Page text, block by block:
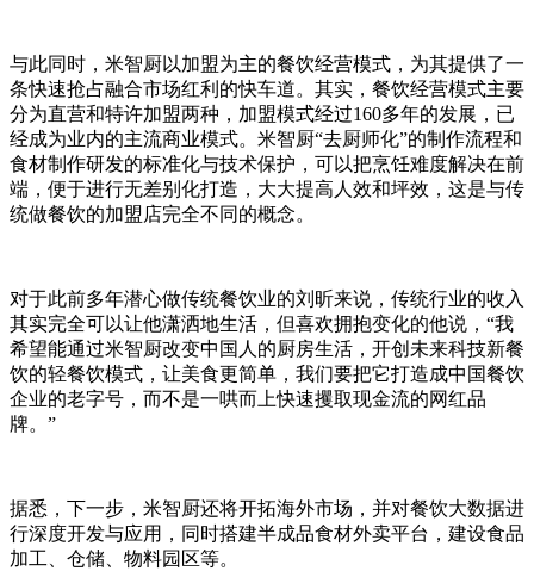
与此同时，米智厨以加盟为主的餐饮经营模式，为其提供了一
条快速抢占融合市场红利的快车道。其实，餐饮经营模式主要
分为直营和特许加盟两种，加盟模式经过160多年的发展，已
经成为业内的主流商业模式。米智厨“去厨师化”的制作流程和
食材制作研发的标准化与技术保护，可以把烹饪难度解决在前
端，便于进行无差别化打造，大大提高人效和坪效，这是与传
统做餐饮的加盟店完全不同的概念。
对于此前多年潜心做传统餐饮业的刘昕来说，传统行业的收入
其实完全可以让他潇洒地生活，但喜欢拥抱变化的他说，“我
希望能通过米智厨改变中国人的厨房生活，开创未来科技新餐
饮的轻餐饮模式，让美食更简单，我们要把它打造成中国餐饮
企业的老字号，而不是一哄而上快速攫取现金流的网红品
牌。”
据悉，下一步，米智厨还将开拓海外市场，并对餐饮大数据进
行深度开发与应用，同时搭建半成品食材外卖平台，建设食品
加工、仓储、物料园区等。